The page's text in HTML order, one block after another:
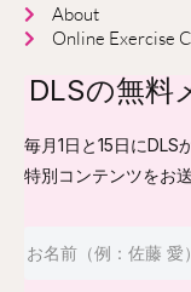
About
Online Exercise
DLSの無料
毎月1日と15日にDLS
特別コンテンツをお